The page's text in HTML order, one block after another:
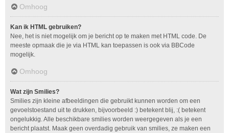
Omhoog
Kan ik HTML gebruiken?
Nee, het is niet mogelijk om je bericht op te maken met HTML code. De
meeste opmaak die je via HTML kan toepassen is ook via BBCode
mogelijk.
Omhoog
Wat zijn Smilies?
Smilies zijn kleine afbeeldingen die gebruikt kunnen worden om een
gevoelstoestand uit te drukken, bijvoorbeeld :) betekent blij, :( betekent
ongelukkig. Alle beschikbare smilies worden weergegeven als je een
bericht plaatst. Maak geen overdadig gebruik van smilies, ze maken een